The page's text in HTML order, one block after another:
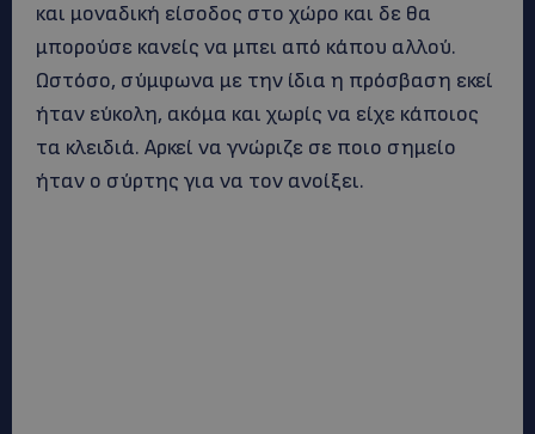
και μοναδική είσοδος στο χώρο και δε θα
μπορούσε κανείς να μπει από κάπου αλλού.
Ωστόσο, σύμφωνα με την ίδια η πρόσβαση εκεί
ήταν εύκολη, ακόμα και χωρίς να είχε κάποιος
τα κλειδιά. Αρκεί να γνώριζε σε ποιο σημείο
ήταν ο σύρτης για να τον ανοίξει.